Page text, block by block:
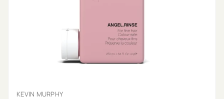
KEVIN MURPHY